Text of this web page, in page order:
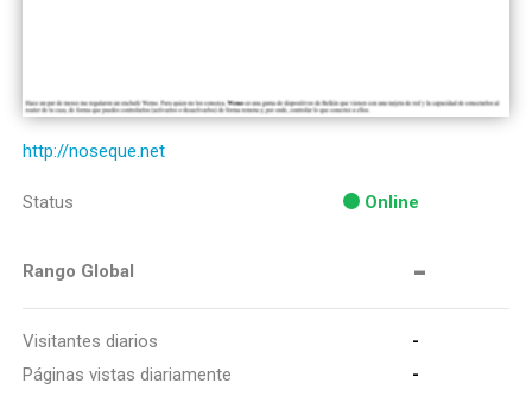
http://noseque.net
Status Online
Rango Global -
Visitantes diarios
-
Páginas vistas diariamente
-